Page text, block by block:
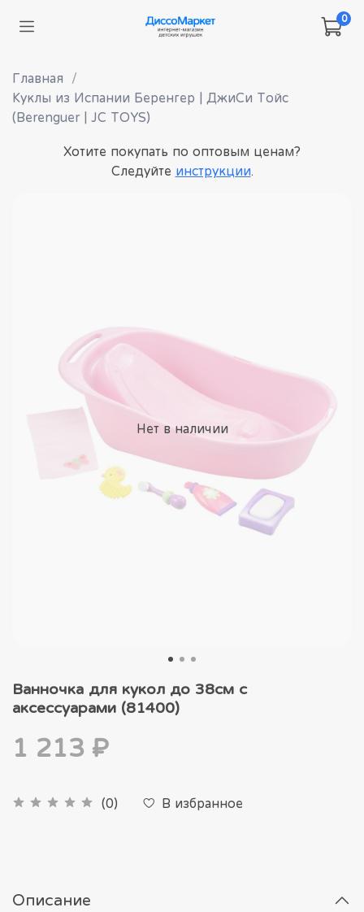
0
Главная
Куклы из Испании Беренгер | ДжиСи Тойс
(Berenguer | JC TOYS)
Хотите покупать по оптовым ценам?
Следуйте инструкции.
Нет в наличии
Ванночка для кукол до 38см с
аксессуарами (81400)
(0) В избранное
1 213 ₽
Описание